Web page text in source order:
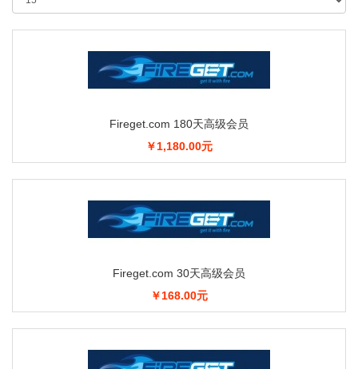
Fireget.com 180天高级会员
￥1,180.00元
Fireget.com 30天高级会员
￥168.00元